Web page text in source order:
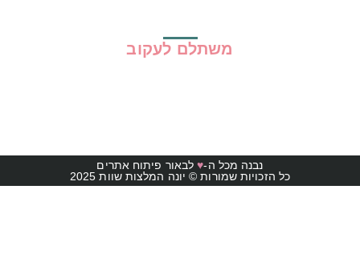
משתלם לעקוב
נבנה מכל ה-♥לבאור פיתוח אתרים
כל הזכויות שמורות © יונה המלצות שוות 2025